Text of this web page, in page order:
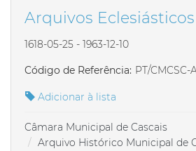
Arquivos Eclesiásticos
1618-05-25 - 1963-12-10
Código de Referência: PT/CMCSC-
Adicionar à lista
Câmara Municipal de Cascais
Arquivo Histórico Municipal de